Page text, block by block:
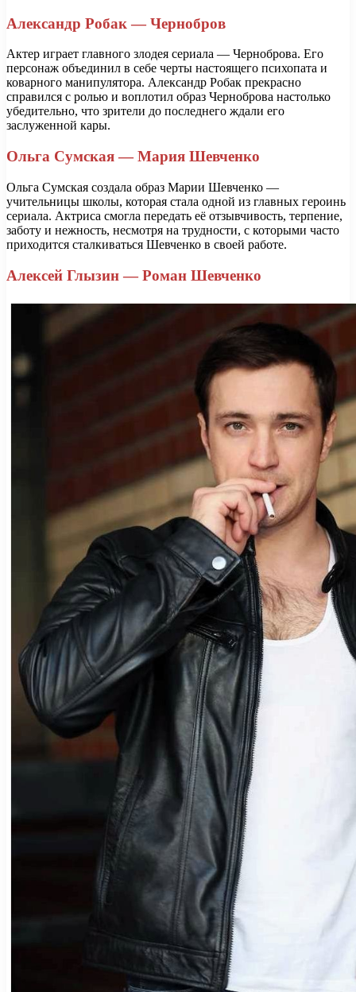
Александр Робак — Чернобров
Актер играет главного злодея сериала — Черноброва. Его
персонаж объединил в себе черты настоящего психопата и
коварного манипулятора. Александр Робак прекрасно
справился с ролью и воплотил образ Черноброва настолько
убедительно, что зрители до последнего ждали его
заслуженной кары.
Ольга Сумская — Мария Шевченко
Ольга Сумская создала образ Марии Шевченко —
учительницы школы, которая стала одной из главных героинь
сериала. Актриса смогла передать её отзывчивость, терпение,
заботу и нежность, несмотря на трудности, с которыми часто
приходится сталкиваться Шевченко в своей работе.
Алексей Глызин — Роман Шевченко